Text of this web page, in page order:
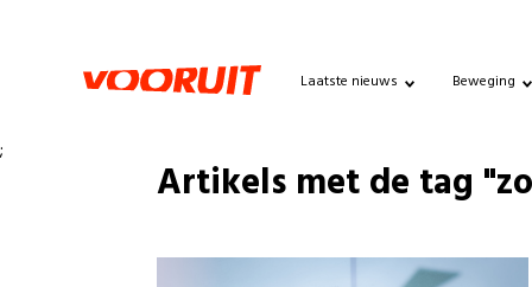
Laatste nieuws Beweging
;
Artikels met de tag